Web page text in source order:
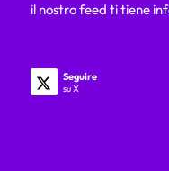
il nostro feed ti tiene
Seguire
su X